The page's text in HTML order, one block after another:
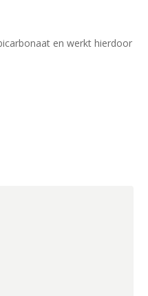
en werkt hierdoor